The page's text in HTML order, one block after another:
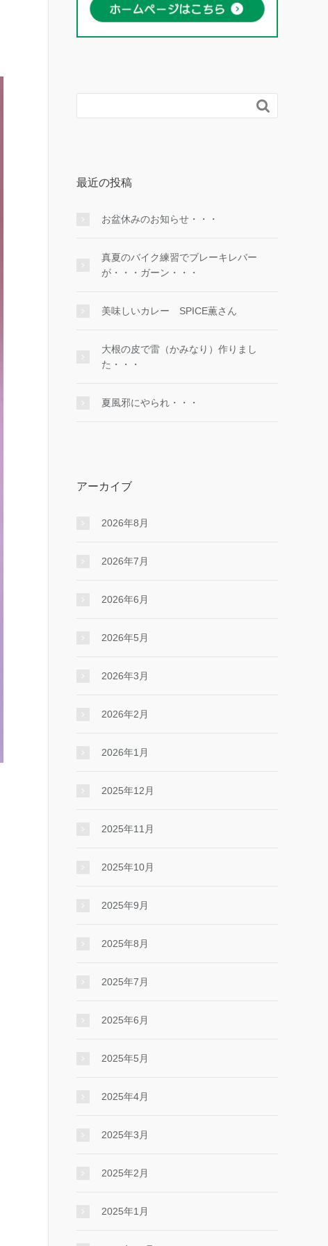

最近の投稿
お盆休みのお知らせ・・・
真夏のバイク練習でブレーキレバー
が・・・ガーン・・・
美味しいカレー SPICE薫さん
大根の皮で雷（かみなり）作りまし
た・・・
夏風邪にやられ・・・
アーカイブ
2026年8月
2026年7月
2026年6月
2026年5月
2026年3月
2026年2月
2026年1月
2025年12月
2025年11月
2025年10月
2025年9月
2025年8月
2025年7月
2025年6月
2025年5月
2025年4月
2025年3月
2025年2月
2025年1月